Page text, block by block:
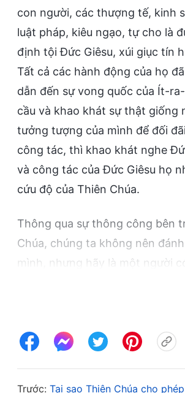
con người, các thượng tế, kinh
luật pháp, kiêu ngạo, tự cho là
định tội Đức Giêsu, xúi giục tín
Tất cả các hành động của họ
dẫn đến sự vong quốc của Ít-
cầu và khao khát sự thật giống
tưởng tượng của mình để đối
công tác, thì khao khát nghe
và công tác của Đức Giêsu họ
cứu độ của Thiên Chúa.
Thông qua sự thông công bên
Chúa, chúng ta không nên
mình, nhưng hãy là một người
ta mới có cơ hội để nhìn thấy
Thứ hai, chú trọng nghe tiếng
Sách Khải Huyền chương 2 và
Thần khí phán dạy gì cho các
Trước: Tại sao Thiên Chúa cho